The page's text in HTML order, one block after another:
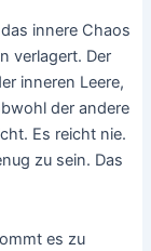
innere Chaos
verlagert. Der
inneren Leere,
der andere
Es reicht nie.
zu sein. Das
es zu